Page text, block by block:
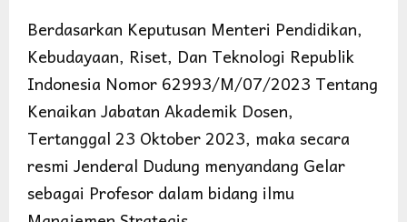
Berdasarkan Keputusan Menteri Pendidikan,
Kebudayaan, Riset, Dan Teknologi Republik
Indonesia Nomor 62993/M/07/2023 Tentang
Kenaikan Jabatan Akademik Dosen,
Tertanggal 23 Oktober 2023, maka secara
resmi Jenderal Dudung menyandang Gelar
sebagai Profesor dalam bidang ilmu